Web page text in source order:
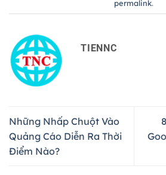
permalink.
TIENNC
Những Nhấp Chuột Vào
Quảng Cáo Diễn Ra Thời
Điểm Nào?